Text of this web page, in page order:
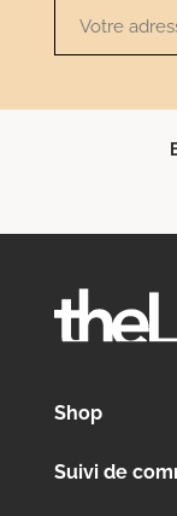
Shop
Suivi de